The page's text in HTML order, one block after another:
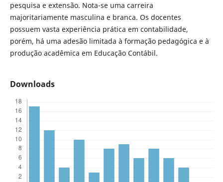
pesquisa e extensão. Nota-se uma carreira
majoritariamente masculina e branca. Os docentes
possuem vasta experiência prática em contabilidade,
porém, há uma adesão limitada à formação pedagógica e à
produção acadêmica em Educação Contábil.
Downloads